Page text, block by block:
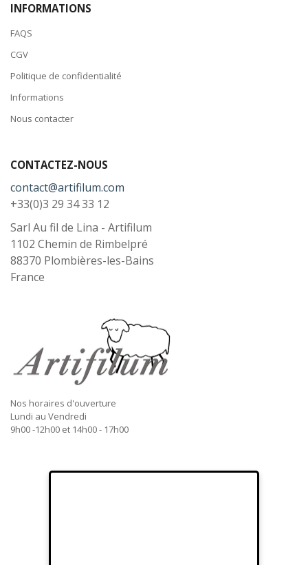
INFORMATIONS
FAQS
CGV
Politique de confidentialité
Informations
Nous contacter
CONTACTEZ-NOUS
contact@artifilum.com
+33(0)3 29 34 33 12
Sarl Au fil de Lina - Artifilum
1102 Chemin de Rimbelpré
88370 Plombières-les-Bains
France
Nos horaires d'ouverture
Lundi au Vendredi
9h00 -12h00 et 14h00 - 17h00